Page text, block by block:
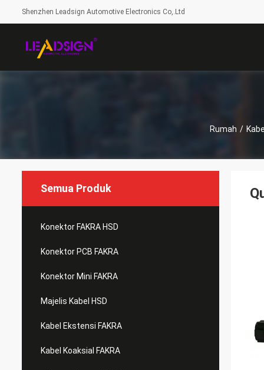
Shenzhen Leadsign Automotive Electronics Co,.Ltd
Rumah /
Semua Produk
Konektor FAKRA HSD
Konektor PCB FAKRA
Konektor Mini FAKRA
Majelis Kabel HSD
Kabel Ekstensi FAKRA
Kabel Koaksial FAKRA